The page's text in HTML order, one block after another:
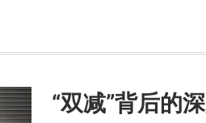
“双减”背后的